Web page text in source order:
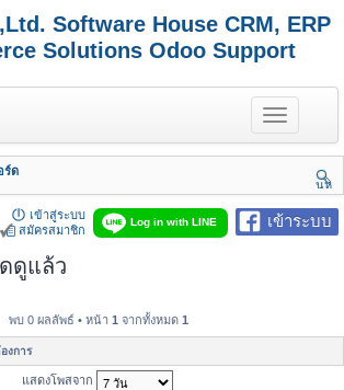
Software House CRM, ERP
Solutions Odoo Support
T
o
g
e
n
a
n
ร์ด
นห
า
เข้าระบบ
Log in with LINE
เข้าสู่ระบบ
สมัครสมาชิก
ดูแล้ว
พบ 0 ผลลัพธ์ • หน้า 1 จากทั้งหมด 1
งการ
แสดงโพสจาก